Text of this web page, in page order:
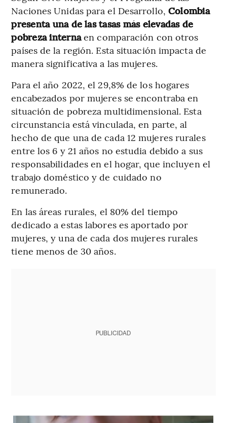
Naciones Unidas para el Desarrollo, Colombia
presenta una de las tasas más elevadas de
pobreza internaen comparación con otros
países de la región. Esta situación impacta de
manera significativa a las mujeres.
Para el año 2022, el 29,8% de los hogares
encabezados por mujeres se encontraba en
situación de pobreza multidimensional. Esta
circunstancia está vinculada, en parte, al
hecho de que una de cada 12 mujeres rurales
entre los 6 y 21 años no estudia debido a sus
responsabilidades en el hogar, que incluyen el
trabajo doméstico y de cuidado no
remunerado.
En las áreas rurales, el 80% del tiempo
dedicado a estas labores es aportado por
mujeres, y una de cada dos mujeres rurales
tiene menos de 30 años.
PUBLICIDAD